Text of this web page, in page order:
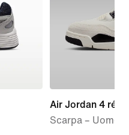
Air Jordan 4
Scarpa – Uomo